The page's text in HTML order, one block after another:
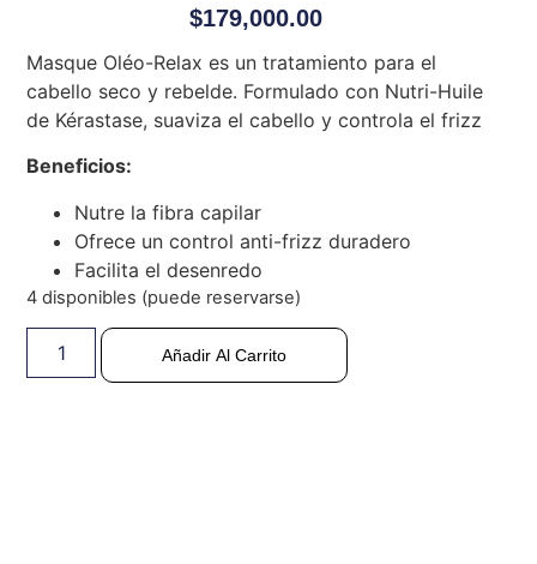
$179,000.00
Masque Oléo-Relax es un tratamiento para el
cabello seco y rebelde. Formulado con Nutri-Huile
de Kérastase, suaviza el cabello y controla el frizz
Beneficios:
Nutre la fibra capilar
Ofrece un control anti-frizz duradero
Facilita el desenredo
4 disponibles (puede reservarse)
Añadir Al Carrito